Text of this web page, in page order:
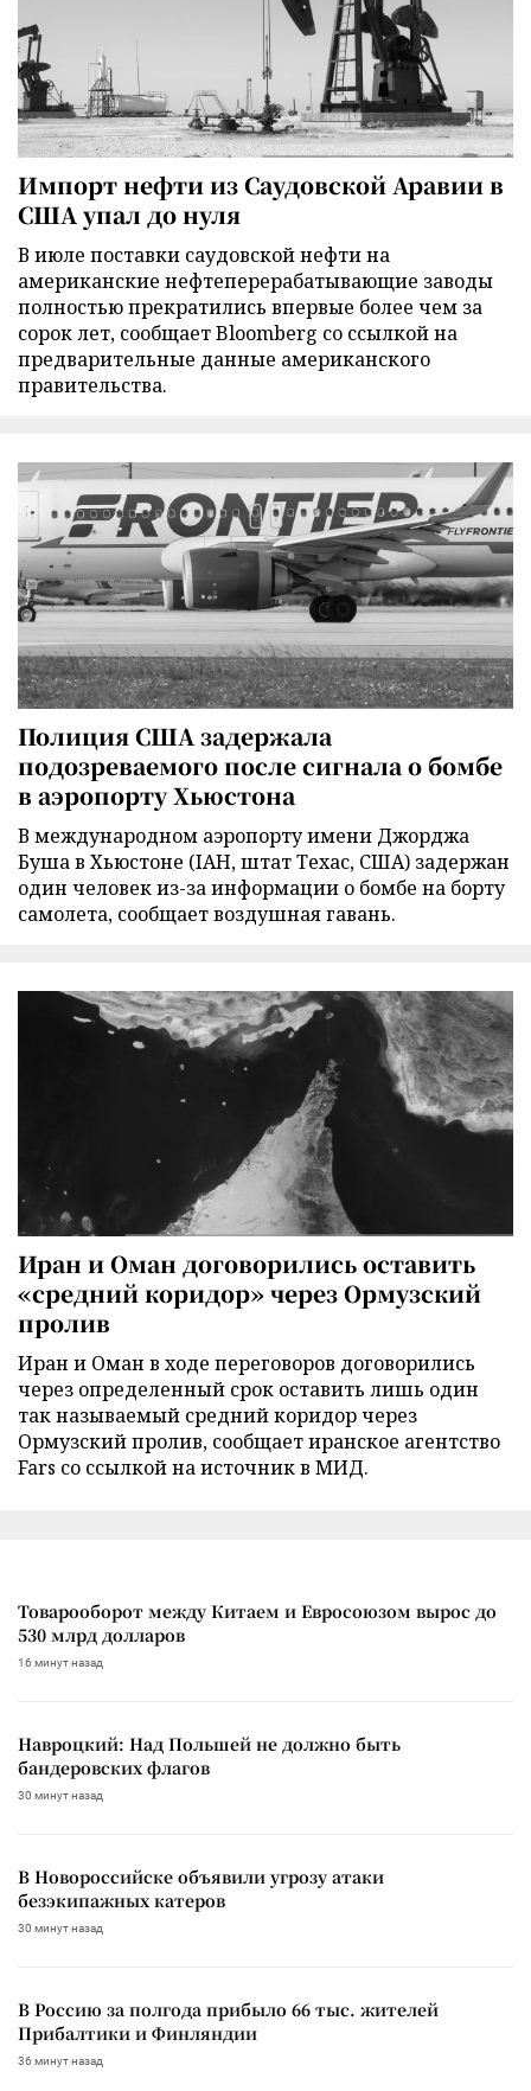
Импорт нефти из Саудовской Аравии в
США упал до нуля
В июле поставки саудовской нефти на
американские нефтеперерабатывающие заводы
полностью прекратились впервые более чем за
сорок лет, сообщает Bloomberg со ссылкой на
предварительные данные американского
правительства.
Полиция США задержала
подозреваемого после сигнала о бомбе
в аэропорту Хьюстона
В международном аэропорту имени Джорджа
Буша в Хьюстоне (IAH, штат Техас, США) задержан
один человек из-за информации о бомбе на борту
самолета, сообщает воздушная гавань.
Иран и Оман договорились оставить
«средний коридор» через Ормузский
пролив
Иран и Оман в ходе переговоров договорились
через определенный срок оставить лишь один
так называемый средний коридор через
Ормузский пролив, сообщает иранское агентство
Fars со ссылкой на источник в МИД.
Товарооборот между Китаем и Евросоюзом вырос до
530 млрд долларов
16 минут назад
Навроцкий: Над Польшей не должно быть
бандеровских флагов
30 минут назад
В Новороссийске объявили угрозу атаки
безэкипажных катеров
30 минут назад
В Россию за полгода прибыло 66 тыс. жителей
Прибалтики и Финляндии
36 минут назад